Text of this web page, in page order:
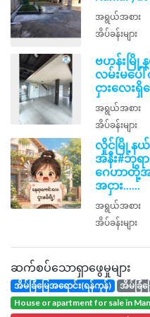
အရွယ်အစား
အိပ်ခန်းများ
ဗဟန်းမြို့
လမ်းမပေါ်
ငှားလေးရှိ
အရွယ်အစား
အိပ်ခန်းများ
လှိုင်မြို့နယ်
အနီး#ဘုရ
ဂေဟာတို့
အငှား......
အရွယ်အစား
အိပ်ခန်းများ
ဆက်စပ်သောရှာဖွေမှုများ
အိမ်ခြံမြေအရောင်း(ရန်ကုန်)
အိမ်ခြံ
house or apartment for sale in